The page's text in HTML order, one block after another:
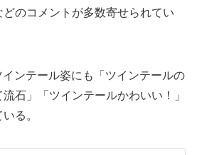
のコメントが多数寄せられてい
ンテール姿にも「ツインテールの
石」「ツインテールかわいい！」
る。